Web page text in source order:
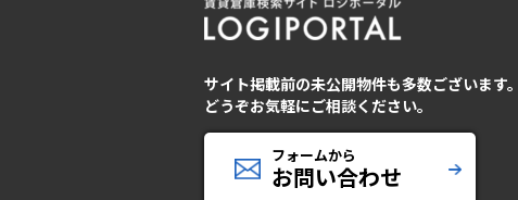
サイト掲載前の未公開物件も多数ございます。
どうぞお気軽にご相談ください。
フォームから
お問い合わせ